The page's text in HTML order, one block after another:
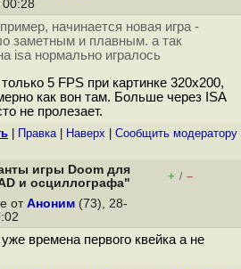
начинается новая игра -
заметным и плавным. а так
isa нормально игралось
5 FPS при картинке 320x200,
как вон там. Больше через ISA
не пролезает.
Правка| Наверх Cообщить модератору
игры Doom для
и осциллографа"
+ / –
от Аноним (73), 28-
времена первого квейка а не